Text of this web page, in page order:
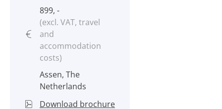
899, -
(excl. VAT, travel
and
accommodation
costs)
Assen, The
Netherlands
Download brochure